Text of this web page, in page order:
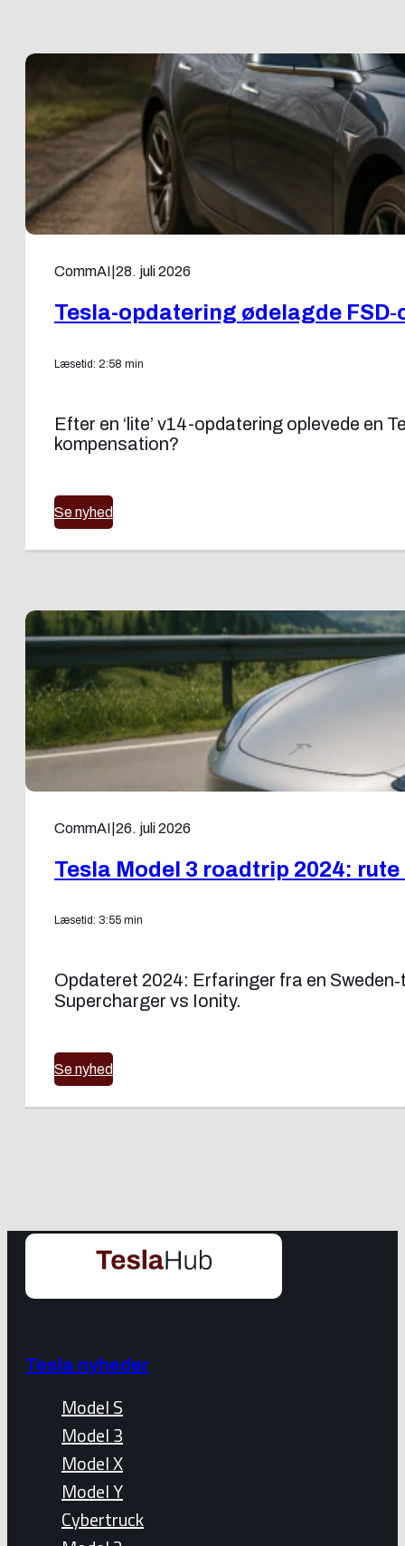
CommAI 28. juli 2026
Tesla-opdatering ødelagde
Læsetid: 2:58 min
Efter en ‘lite’ v14-opdatering oplevede en
kompensation?
Se nyhed
CommAI 26. juli 2026
Tesla Model 3 roadtrip 2024:
Læsetid: 3:55 min
Opdateret 2024: Erfaringer fra en
Supercharger vs Ionity.
Se nyhed
Tesla nyheder
Model S
Model 3
Model X
Model Y
Cybertruck